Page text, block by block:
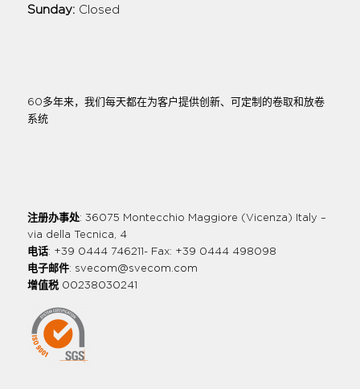
Sunday: Closed
60多年来，我们每天都在为客户提供创新、可定制的卷取和放卷
系统
注册办事处: 36075 Montecchio Maggiore (Vicenza) Italy –
via della Tecnica, 4
电话: +39 0444 746211- Fax: +39 0444 498098
电子邮件: svecom@svecom.com
增值税00238030241